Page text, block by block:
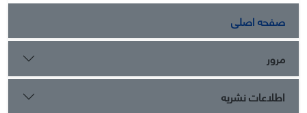
صفحه اصلی
مرور
اطلاعات نشریه